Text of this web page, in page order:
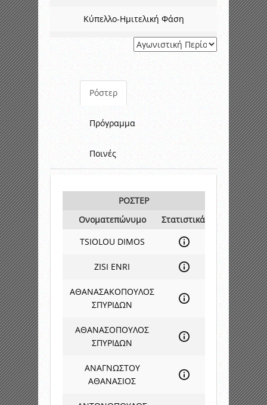
Κύπελλο-Ημιτελική Φάση
Ρόστερ
Πρόγραμμα
Ποινές
ΡΟΣΤΕΡ
Ονοματεπώνυμο
Στατιστικά
TSIOLOU DIMOS
ZISI ENRI
ΑΘΑΝΑΣΑΚΟΠΟΥΛΟΣ
ΣΠΥΡΙΔΩΝ
ΑΘΑΝΑΣΟΠΟΥΛΟΣ
ΣΠΥΡΙΔΩΝ
ΑΝΑΓΝΩΣΤΟΥ
ΑΘΑΝΑΣΙΟΣ